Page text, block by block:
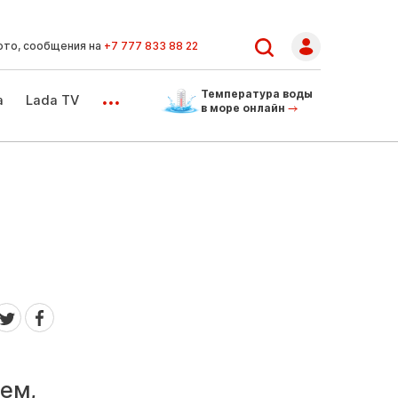
сообщения на +7 777 833 88 22
Lada TV ...
Температура воды
в море онлайн